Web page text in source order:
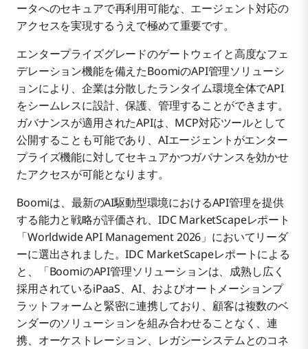
ータへのセキュアで再利用可能な、エージェント対応の
アクセスを実現するうえで極めて重要です。
エンタープライズグレードのゲートウェイと高度なフェ
デレーション機能を備えたBoomiのAPI管理ソリューシ
ョンにより、企業は分散したランタイム環境全体でAPI
をシームレスに設計、保護、管理することができます。
ガバナンスが適用されたAPIは、MCP対応ツールとして
公開することも可能であり、AIエージェントがエンター
プライズ機能に対してセキュアかつガバナンスを効かせ
たアクセスが可能となります。
Boomiは、最新のAI駆動型環境におけるAPI管理を提供
する能力と戦略が評価され、IDC MarketScapeレポート
「Worldwide API Management 2026」においてリーダ
ーに選出されました。IDC MarketScapeレポートによる
と、「BoomiのAPI管理ソリューションは、成熟し広く
採用されているiPaaS、AI、およびオートメーションプ
ラットフォームと緊密に連携しており、顧客は複数のベ
ンダーのソリューションを組み合わせることなく、連
携、オーケストレーション、レガシーシステムとのコネ